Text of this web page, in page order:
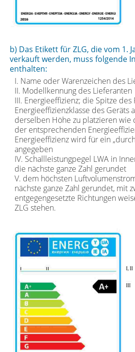
b) Das Etikett für ZLG, die vom 1.
verkauft werden, muss folgende
enthalten:
I. Name oder Warenzeichen des
II. Modellkennung des Lieferanten
III. Energieeffizienz; die Spitze des
Energieeffizienzklasse des Geräts
derselben Höhe zu platzieren wie
der entsprechenden
Energieeffizienz wird für ein
angegeben
IV. Schallleistungpegel LWA in
die nächste ganze Zahl gerundet
V. dem höchsten
nächste ganze Zahl gerundet, mit
entgegengesetzte Richtungen
ZLG stehen.